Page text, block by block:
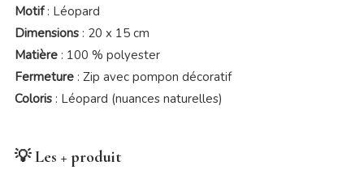
Motif: Léopard
Dimensions: 20 x 15 cm
Matière: 100 % polyester
Fermeture: Zip avec pompon décoratif
Coloris: Léopard (nuances naturelles)
💡 Les + produit